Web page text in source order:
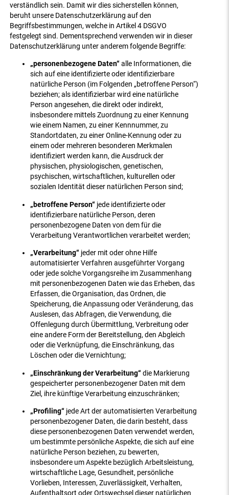
verständlich sein. Damit wir dies sicherstellen können,
beruht unsere Datenschutzerklärung auf den
Begriffsbestimmungen, welche in Artikel 4 DSGVO
festgelegt sind. Dementsprechend verwenden wir in dieser
Datenschutzerklärung unter anderem folgende Begriffe:
„personenbezogene Daten“alle Informationen, die
sich auf eine identifizierte oder identifizierbare
natürliche Person (im Folgenden „betroffene Person“)
beziehen; als identifizierbar wird eine natürliche
Person angesehen, die direkt oder indirekt,
insbesondere mittels Zuordnung zu einer Kennung
wie einem Namen, zu einer Kennnummer, zu
Standortdaten, zu einer Online-Kennung oder zu
einem oder mehreren besonderen Merkmalen
identifiziert werden kann, die Ausdruck der
physischen, physiologischen, genetischen,
psychischen, wirtschaftlichen, kulturellen oder
sozialen Identität dieser natürlichen Person sind;
„betroffene Person“ jede identifizierte oder
identifizierbare natürliche Person, deren
personenbezogene Daten von dem für die
Verarbeitung Verantwortlichen verarbeitet werden;
„Verarbeitung“ jeder mit oder ohne Hilfe
automatisierter Verfahren ausgeführter Vorgang
oder jede solche Vorgangsreihe im Zusammenhang
mit personenbezogenen Daten wie das Erheben, das
Erfassen, die Organisation, das Ordnen, die
Speicherung, die Anpassung oder Veränderung, das
Auslesen, das Abfragen, die Verwendung, die
Offenlegung durch Übermittlung, Verbreitung oder
eine andere Form der Bereitstellung, den Abgleich
oder die Verknüpfung, die Einschränkung, das
Löschen oder die Vernichtung;
„Einschränkung der Verarbeitung“die Markierung
gespeicherter personenbezogener Daten mit dem
Ziel, ihre künftige Verarbeitung einzuschränken;
„Profiling“ jede Art der automatisierten Verarbeitung
personenbezogener Daten, die darin besteht, dass
diese personenbezogenen Daten verwendet werden,
um bestimmte persönliche Aspekte, die sich auf eine
natürliche Person beziehen, zu bewerten,
insbesondere um Aspekte bezüglich Arbeitsleistung,
wirtschaftliche Lage, Gesundheit, persönliche
Vorlieben, Interessen, Zuverlässigkeit, Verhalten,
Aufenthaltsort oder Ortswechsel dieser natürlichen